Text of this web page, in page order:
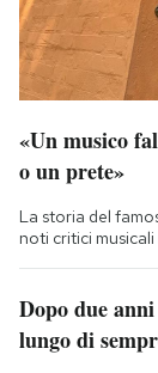
«Un musico
o un prete»
La storia del
noti critici
Dopo due
lungo di